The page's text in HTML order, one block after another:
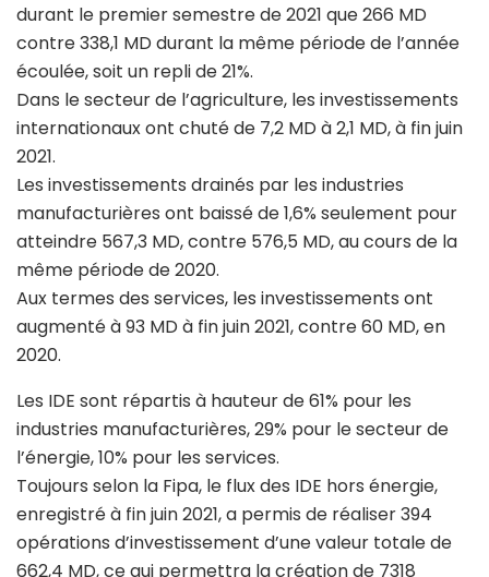
durant le premier semestre de 2021 que 266 MD
contre 338,1 MD durant la même période de l’année
écoulée, soit un repli de 21%.
Dans le secteur de l’agriculture, les investissements
internationaux ont chuté de 7,2 MD à 2,1 MD, à fin juin
2021.
Les investissements drainés par les industries
manufacturières ont baissé de 1,6% seulement pour
atteindre 567,3 MD, contre 576,5 MD, au cours de la
même période de 2020.
Aux termes des services, les investissements ont
augmenté à 93 MD à fin juin 2021, contre 60 MD, en
2020.
Les IDE sont répartis à hauteur de 61% pour les
industries manufacturières, 29% pour le secteur de
l’énergie, 10% pour les services.
Toujours selon la Fipa, le flux des IDE hors énergie,
enregistré à fin juin 2021, a permis de réaliser 394
opérations d’investissement d’une valeur totale de
662,4 MD, ce qui permettra la création de 7318